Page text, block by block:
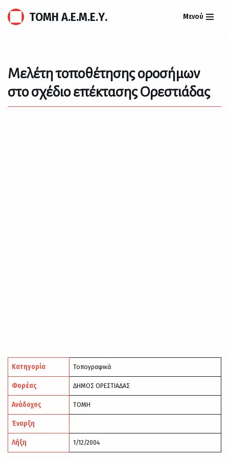
Μεταπηδήστε
ΤΟΜΗ Α.Ε.Μ.Ε.Υ. Μενού
Μελέτη τοποθέτησης οροσήμων
στο σχέδιο επέκτασης Ορεστιάδας
Κατηγορία Τοπογραφικά
Φορέας ΔΗΜΟΣ ΟΡΕΣΤΙΑΔΑΣ
Ανάδοχος ΤΟΜΗ
Έναρξη
Λήξη 1/12/2004